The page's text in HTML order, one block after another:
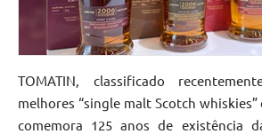
TOMATIN, classificado
melhores “single malt Scotch whiskies”
comemora 125 anos de existência